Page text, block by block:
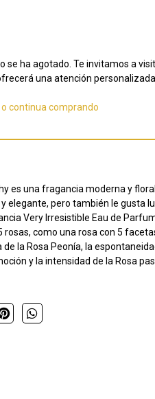
se ha agotado. Te invitamos a
una atención personalizada..
continua comprando
es una fragancia moderna y floral.
elegante, pero también le gusta
Very Irresistible Eau de
rosas, como una rosa con 5
la Rosa Peonía, la
y la intensidad de la Rosa